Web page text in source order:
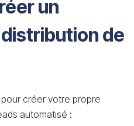
un
de
créer votre propre
automatisé :